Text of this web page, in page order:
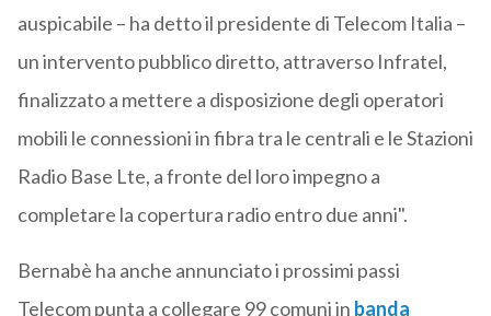
auspicabile – ha detto il presidente di Telecom Italia –
un intervento pubblico diretto, attraverso Infratel,
finalizzato a mettere a disposizione degli operatori
mobili le connessioni in fibra tra le centrali e le Stazioni
Radio Base Lte, a fronte del loro impegno a
completare la copertura radio entro due anni".
Bernabè ha anche annunciato i prossimi passi
Telecom punta a collegare 99 comuni in banda